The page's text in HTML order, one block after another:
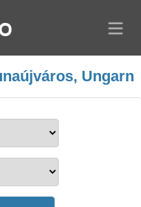
Ungarn